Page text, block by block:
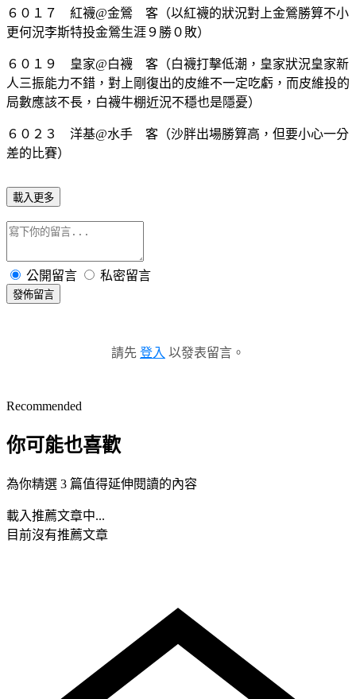
６０１７ 紅襪@金鶯 客（以紅襪的狀況對上金鶯勝算不小
更何況李斯特投金鶯生涯９勝０敗）
６０１９ 皇家@白襪 客（白襪打擊低潮，皇家狀況皇家新
人三振能力不錯，對上剛復出的皮維不一定吃虧，而皮維投的
局數應該不長，白襪牛棚近況不穩也是隱憂）
６０２３ 洋基@水手 客（沙胖出場勝算高，但要小心一分
差的比賽）
載入更多
公開留言 私密留言
發佈留言
請先 登入 以發表留言。
Recommended
你可能也喜歡
為你精選 3 篇值得延伸閱讀的內容
載入推薦文章中...
目前沒有推薦文章